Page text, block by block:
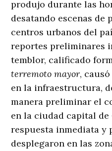
produjo durante las
desatando escenas de
centros urbanos del
reportes preliminares
temblor, calificado
terremoto mayor,
en la infraestructura,
manera preliminar el
en la ciudad capital de
respuesta inmediata y
desplegaron en las